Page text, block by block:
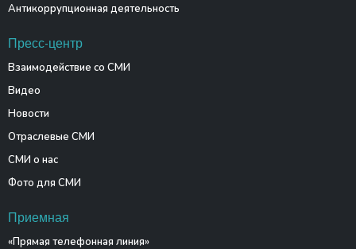
Антикоррупционная деятельность
Пресс-центр
Взаимодействие со СМИ
Видео
Новости
Отраслевые СМИ
СМИ о нас
Фото для СМИ
Приемная
«Прямая телефонная линия»